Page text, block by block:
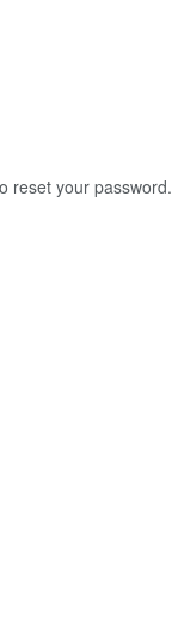
reset your password.